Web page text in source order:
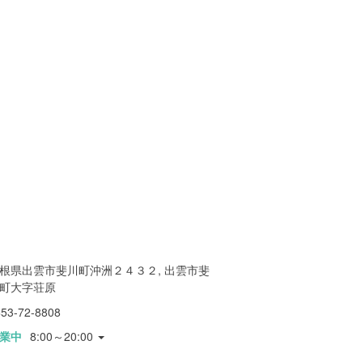
県出雲市斐川町沖洲２４３２, 出雲市斐
大字荘原
72-8808
中 8:00～20:00